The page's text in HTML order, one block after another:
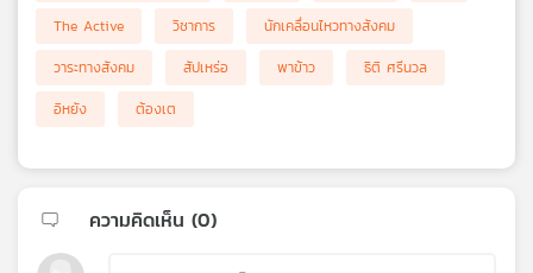
The Active
วิชาการ
นักเคลื่อนไหวทางสังคม
วาระทางสังคม
สัปเหร่อ พาข้าว
ธิติ ศรีนวล
อิหยัง
ต้องเต
ความคิดเห็น (0)